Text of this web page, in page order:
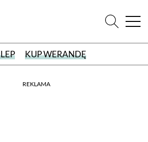
KUP WERANDĘ
REKLAMA